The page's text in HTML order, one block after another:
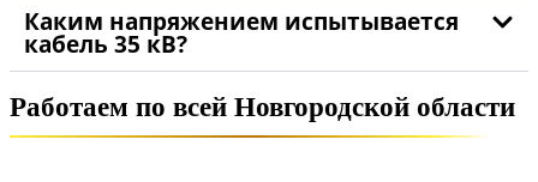
Каким напряжением испытывается
кабель 35 кВ?
Работаем по всей Новгородской области